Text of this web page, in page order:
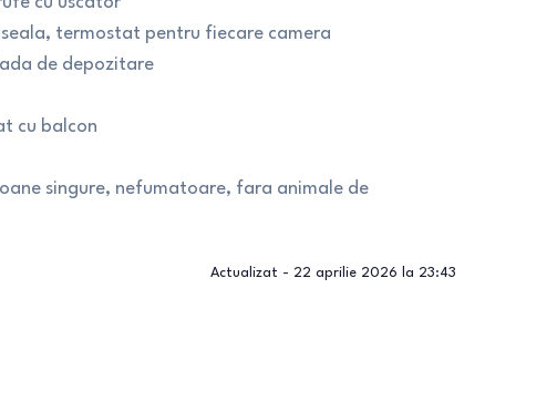
termostat pentru fiecare camera
de depozitare
cu balcon
singure, nefumatoare, fara animale de
Actualizat - 22 aprilie 2026 la 23:43